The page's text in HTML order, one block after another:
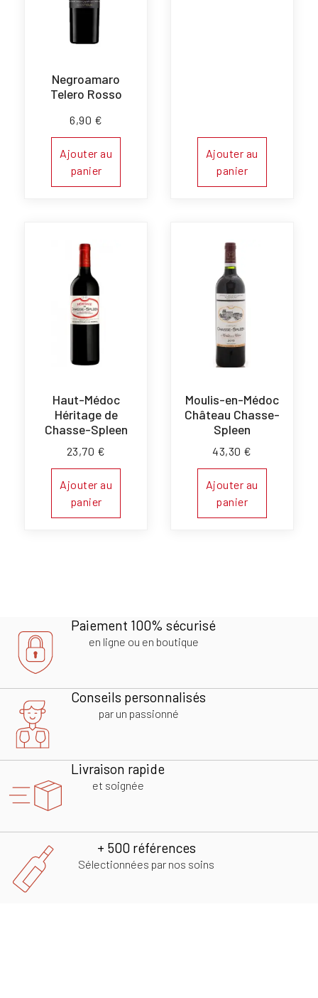
Negroamaro
Telero Rosso
6,90 €
Ajouter au
panier
Ajouter au
panier
Haut-Médoc
Héritage de
Chasse-Spleen
23,70 €
Ajouter au
panier
Moulis-en-Médoc
Château Chasse-
Spleen
43,30 €
Ajouter au
panier
Paiement 100% sécurisé
en ligne ou en boutique
Conseils personnalisés
par un passionné
Livraison rapide
et soignée
+ 500 références
Sélectionnées par nos soins